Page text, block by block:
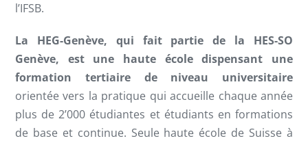
l’IFSB.
La HEG-Genève, qui fait partie de la HES-SO
Genève, est une haute école dispensant une
formation tertiaire de niveau universitaire
orientée vers la pratique qui accueille chaque année
plus de 2’000 étudiantes et étudiants en formations
de base et continue. Seule haute école de Suisse à